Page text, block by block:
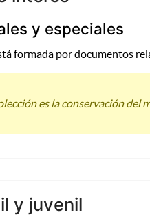
y especiales
formada por documentos
es la conservación del
y juvenil